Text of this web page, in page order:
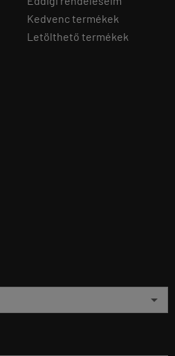
Kedvenc termékek
Letölthető termékek